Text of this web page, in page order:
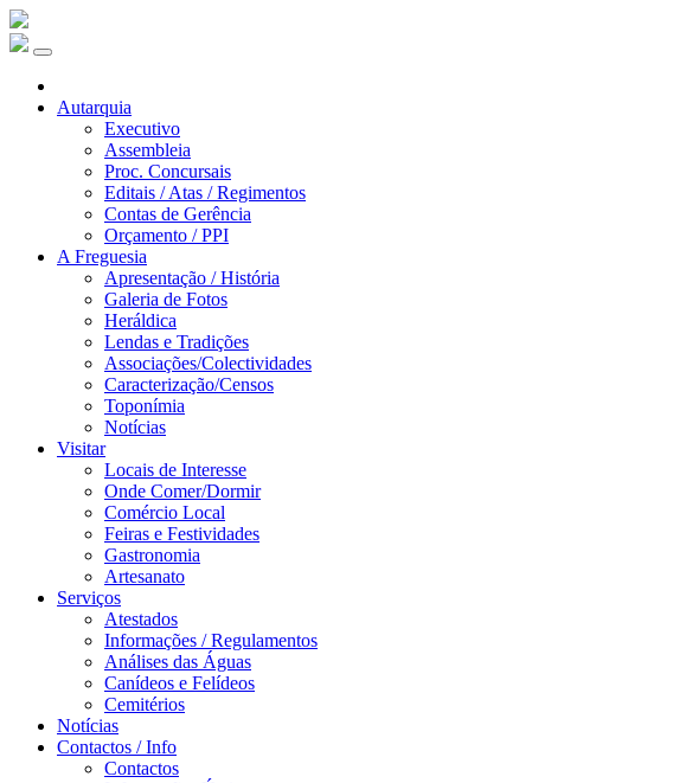
Autarquia
Executivo
Assembleia
Proc. Concursais
Editais / Atas / Regimentos
Contas de Gerência
Orçamento / PPI
A Freguesia
Apresentação / História
Galeria de Fotos
Heráldica
Lendas e Tradições
Associações/Colectividades
Caracterização/Censos
Toponímia
Notícias
Visitar
Locais de Interesse
Onde Comer/Dormir
Comércio Local
Feiras e Festividades
Gastronomia
Artesanato
Serviços
Atestados
Informações / Regulamentos
Análises das Águas
Canídeos e Felídeos
Cemitérios
Notícias
Contactos / Info
Contactos